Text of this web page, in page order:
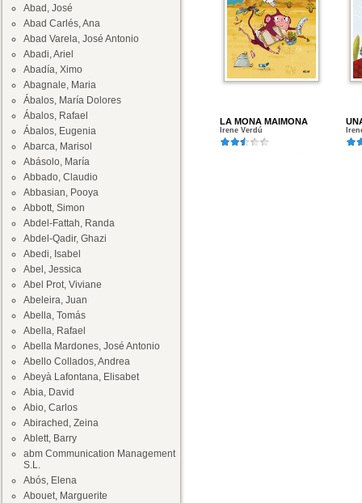
Abad, José
Abad Carlés, Ana
Abad Varela, José Antonio
Abadi, Ariel
Abadía, Ximo
Abagnale, Maria
Ábalos, María Dolores
Ábalos, Rafael
Ábalos, Eugenia
Abarca, Marisol
Abásolo, María
Abbado, Claudio
Abbasian, Pooya
Abbott, Simon
Abdel-Fattah, Randa
Abdel-Qadir, Ghazi
Abedi, Isabel
Abel, Jessica
Abel Prot, Viviane
Abeleira, Juan
Abella, Tomás
Abella, Rafael
Abella Mardones, José Antonio
Abello Collados, Andrea
Abeyà Lafontana, Elisabet
Abia, David
Abio, Carlos
Abirached, Zeina
Ablett, Barry
abm Communication Management
S.L.
Abós, Elena
Abouet, Marguerite
LA MONA MAIMONA
Irene Verdú